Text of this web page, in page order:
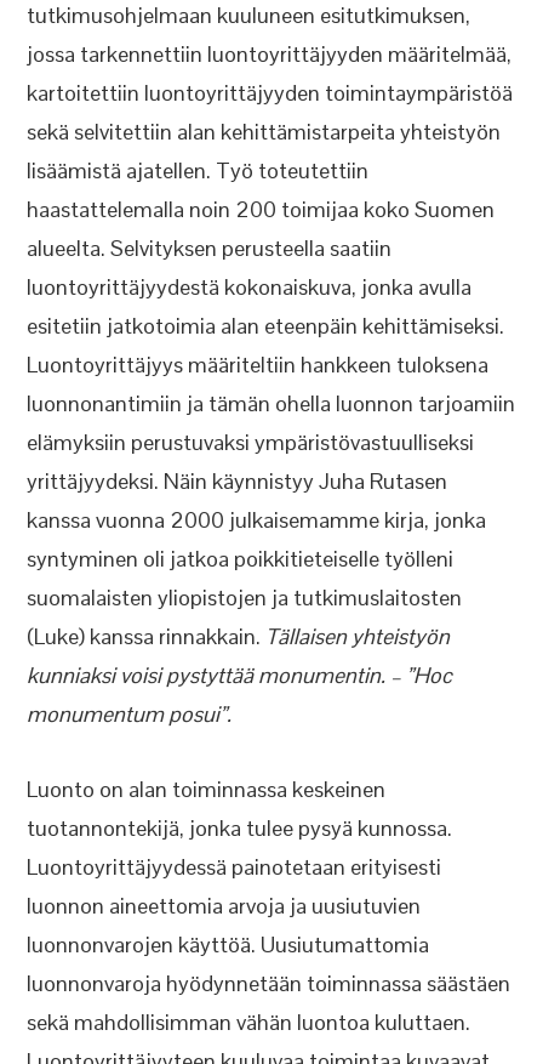
tutkimusohjelmaan kuuluneen esitutkimuksen,
jossa tarkennettiin luontoyrittäjyyden määritelmää,
kartoitettiin luontoyrittäjyyden toimintaympäristöä
sekä selvitettiin alan kehittämistarpeita yhteistyön
lisäämistä ajatellen. Työ toteutettiin
haastattelemalla noin 200 toimijaa koko Suomen
alueelta. Selvityksen perusteella saatiin
luontoyrittäjyydestä kokonaiskuva, jonka avulla
esitetiin jatkotoimia alan eteenpäin kehittämiseksi.
Luontoyrittäjyys määriteltiin hankkeen tuloksena
luonnonantimiin ja tämän ohella luonnon tarjoamiin
elämyksiin perustuvaksi ympäristövastuulliseksi
yrittäjyydeksi. Näin käynnistyy Juha Rutasen
kanssa vuonna 2000 julkaisemamme kirja, jonka
syntyminen oli jatkoa poikkitieteiselle työlleni
suomalaisten yliopistojen ja tutkimuslaitosten
(Luke) kanssa rinnakkain. Tällaisen yhteistyön
kunniaksi voisi pystyttää monumentin. – ”Hoc
monumentum posui”.
Luonto on alan toiminnassa keskeinen
tuotannontekijä, jonka tulee pysyä kunnossa.
Luontoyrittäjyydessä painotetaan erityisesti
luonnon aineettomia arvoja ja uusiutuvien
luonnonvarojen käyttöä. Uusiutumattomia
luonnonvaroja hyödynnetään toiminnassa säästäen
sekä mahdollisimman vähän luontoa kuluttaen.